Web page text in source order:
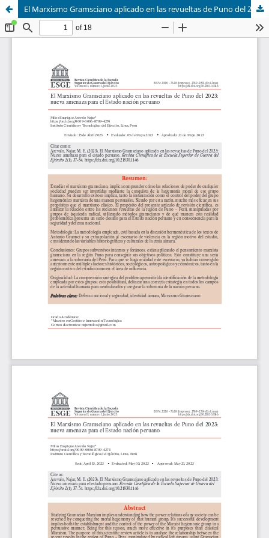
El Marxismo Gramsciano aplicado en las revueltas de Puno del 2023: nueva amenaza para el Estado nación peruano